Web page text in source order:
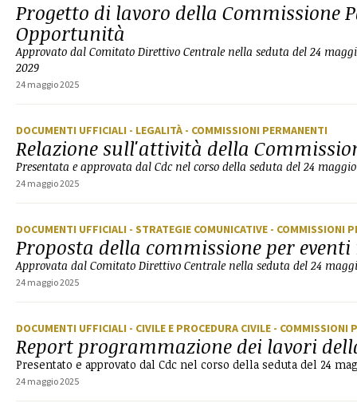
Progetto di lavoro della Commissione
Opportunità
Approvato dal Comitato Direttivo Centrale nella seduta del 24
2029
24 maggio 2025
DOCUMENTI UFFICIALI - LEGALITÀ - COMMISSIONI PERMANENTI
Relazione sull'attività della
Presentata e approvata dal Cdc nel corso della seduta del 24
24 maggio 2025
DOCUMENTI UFFICIALI - STRATEGIE COMUNICATIVE - COMMISSIONI
Proposta della commissione per
Approvata dal Comitato Direttivo Centrale nella seduta del 24
24 maggio 2025
DOCUMENTI UFFICIALI - CIVILE E PROCEDURA CIVILE - COMMISSIONI
Report programmazione dei lavori
Presentato e approvato dal Cdc nel corso della seduta del 24
24 maggio 2025